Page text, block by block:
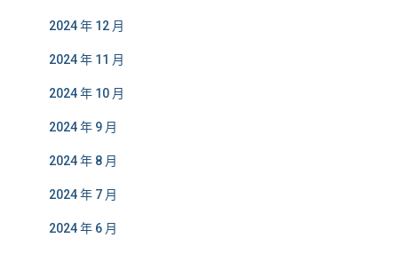
2024 年 12 月
2024 年 11 月
2024 年 10 月
2024 年 9 月
2024 年 8 月
2024 年 7 月
2024 年 6 月